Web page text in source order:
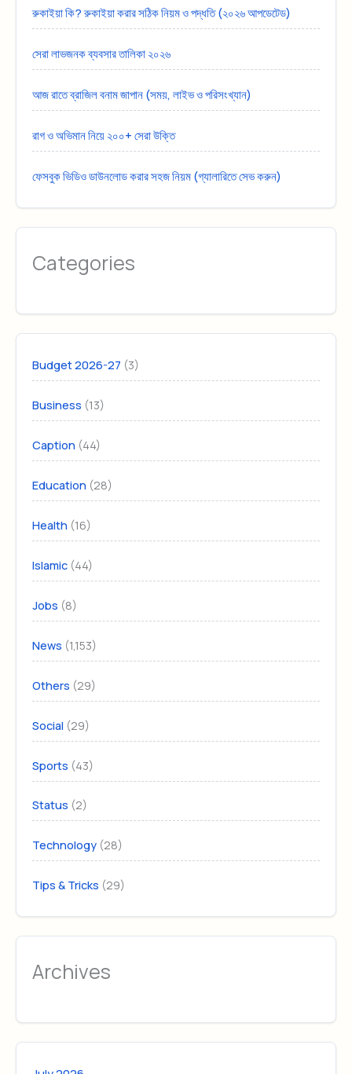
রুকাইয়া কি? রুকাইয়া করার সঠিক নিয়ম ও পদ্ধতি (২০২৬ আপডেটেড)
সেরা লাভজনক ব্যবসার তালিকা ২০২৬
আজ রাতে ব্রাজিল বনাম জাপান (সময়, লাইভ ও পরিসংখ্যান)
রাগ ও অভিমান নিয়ে ২০০+ সেরা উক্তি
ফেসবুক ভিডিও ডাউনলোড করার সহজ নিয়ম (গ্যালারিতে সেভ করুন)
Categories
Budget 2026-27 (3)
Business (13)
Caption (44)
Education (28)
Health (16)
Islamic (44)
Jobs (8)
News (1,153)
Others (29)
Social (29)
Sports (43)
Status (2)
Technology (28)
Tips & Tricks (29)
Archives